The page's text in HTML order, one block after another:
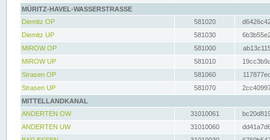
MÜRITZ-HAVEL-WASSERSTRASSE
Diemitz OP
581020
Diemitz UP
581030
MIROW OP
581000
MIROW UP
581010
Strasen OP
581060
Strasen UP
581070
MITTELLANDKANAL
ANDERTEN OW
31010061
ANDERTEN UW
31010060